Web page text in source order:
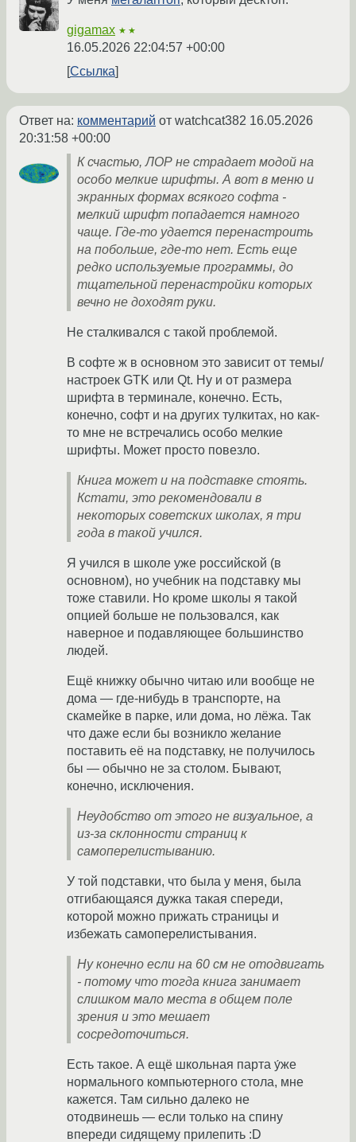
gigamax ★★
16.05.2026 22:04:57 +00:00
Ссылка
Ответ на: комментарий от watchcat382 16.05.2026
20:31:58 +00:00
К счастью, ЛОР не страдает модой на
особо мелкие шрифты. А вот в меню и
экранных формах всякого софта -
мелкий шрифт попадается намного
чаще. Где-то удается перенастроить
на побольше, где-то нет. Есть еще
редко используемые программы, до
тщательной перенастройки которых
вечно не доходят руки.
Не сталкивался с такой проблемой.
В софте ж в основном это зависит от темы/
настроек GTK или Qt. Ну и от размера
шрифта в терминале, конечно. Есть,
конечно, софт и на других тулкитах, но как-
то мне не встречались особо мелкие
шрифты. Может просто повезло.
Книга может и на подставке стоять.
Кстати, это рекомендовали в
некоторых советских школах, я три
года в такой учился.
Я учился в школе уже российской (в
основном), но учебник на подставку мы
тоже ставили. Но кроме школы я такой
опцией больше не пользовался, как
наверное и подавляющее большинство
людей.
Ещё книжку обычно читаю или вообще не
дома — где-нибудь в транспорте, на
скамейке в парке, или дома, но лёжа. Так
что даже если бы возникло желание
поставить её на подставку, не получилось
бы — обычно не за столом. Бывают,
конечно, исключения.
Неудобство от этого не визуальное, а
из-за склонности страниц к
самоперелистыванию.
У той подставки, что была у меня, была
отгибающаяся дужка такая спереди,
которой можно прижать страницы и
избежать самоперелистывания.
Ну конечно если на 60 см не отодвигать
- потому что тогда книга занимает
слишком мало места в общем поле
зрения и это мешает
сосредоточиться.
Есть такое. А ещё школьная парта у́же
нормального компьютерного стола, мне
кажется. Там сильно далеко не
отодвинешь — если только на спину
впереди сидящему прилепить :D